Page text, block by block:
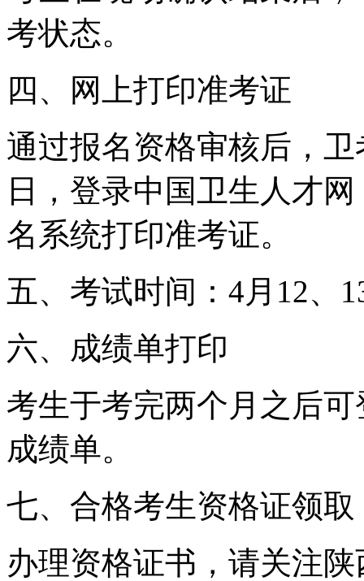
考状态。
四、网上打印准考证
通过报名资格审核后，
日，登录中国卫生人才网
名系统打印准考证。
五、考试时间：4月12、
六、成绩单打印
考生于考完两个月之后
成绩单。
七、合格考生资格证领取
办理资格证书，请关注